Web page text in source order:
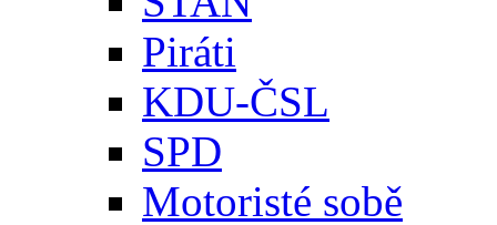
Piráti
KDU-ČSL
SPD
Motoristé sobě